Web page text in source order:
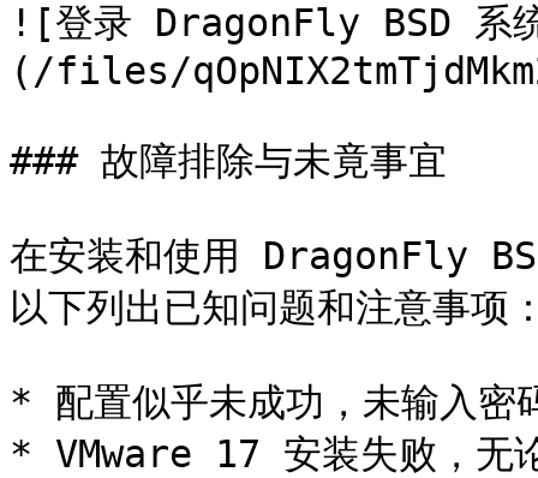
![登录 DragonFly BSD 系
(/files/
### 故障排除与未竟事宜
在安装和使用 DragonFly
以下列出已知问题和注意事项
* 配置似乎未成功，未输入
* VMware 17 安装失败，无